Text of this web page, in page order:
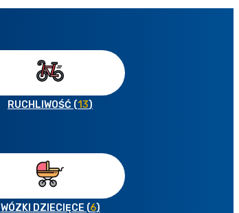
RUCHLIWOŚĆ (13)
WÓZKI DZIECIĘCE (6)